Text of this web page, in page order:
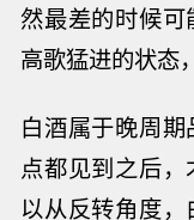
然最差的时候
高歌猛进的状态
白酒属于晚周
点都见到之后
以从反转角度